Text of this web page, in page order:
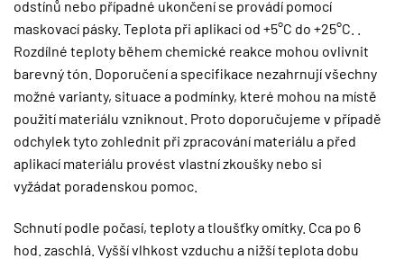
odstínů nebo případné ukončení se provádí pomocí
maskovací pásky. Teplota při aplikaci od +5°C do +25°C. .
Rozdílné teploty během chemické reakce mohou ovlivnit
barevný tón. Doporučení a specifikace nezahrnují všechny
možné varianty, situace a podmínky, které mohou na místě
použití materiálu vzniknout. Proto doporučujeme v případě
odchylek tyto zohlednit při zpracování materiálu a před
aplikací materiálu provést vlastní zkoušky nebo si
vyžádat poradenskou pomoc.
Schnutí podle počasí, teploty a tloušťky omítky. Cca po 6
hod. zaschlá. Vyšší vlhkost vzduchu a nižší teplota dobu